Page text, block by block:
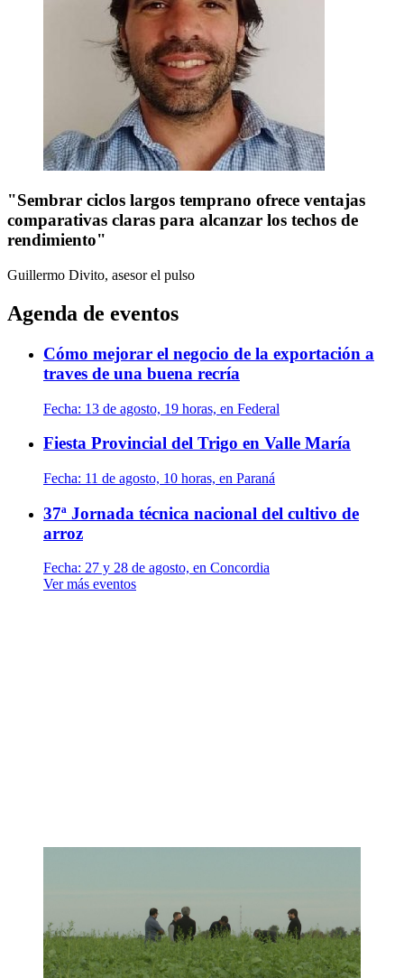
"Sembrar ciclos largos temprano ofrece ventajas
comparativas claras para alcanzar los techos de
rendimiento"
Guillermo Divito, asesor el pulso
Agenda de eventos
Cómo mejorar el negocio de la exportación a
traves de una buena recría
Fecha: 13 de agosto, 19 horas, en Federal
Fiesta Provincial del Trigo en Valle María
Fecha: 11 de agosto, 10 horas, en Paraná
37ª Jornada técnica nacional del cultivo de
arroz
Fecha: 27 y 28 de agosto, en Concordia
Ver más eventos